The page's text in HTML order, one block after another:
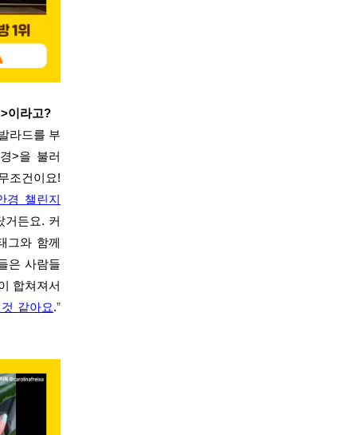
이라고?
라드를 부
>을 불러
조건이요!
경 챌린지
거든요. 커
그와 함께
은 사람들
합쳐져서
같아요.”